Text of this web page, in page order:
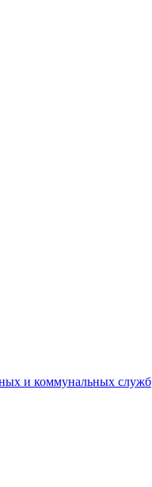
и коммунальных служб